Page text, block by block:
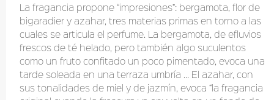
La fragancia propone “impresiones”: bergamota, flor de
bigaradier y azahar, tres materias primas en torno a las
cuales se articula el perfume. La bergamota, de efluvios
frescos de té helado, pero también algo suculentos
como un fruto confitado un poco pimentado, evoca una
tarde soleada en una terraza umbría … El azahar, con
sus tonalidades de miel y de jazmín, evoca “la fragancia